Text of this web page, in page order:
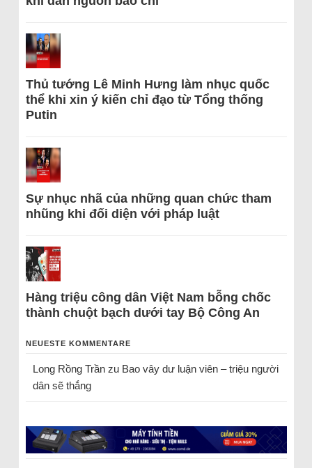
Thủ tướng Lê Minh Hưng làm nhục quốc
thể khi xin ý kiến chỉ đạo từ Tổng thống
Putin
Sự nhục nhã của những quan chức tham
nhũng khi đối diện với pháp luật
Hàng triệu công dân Việt Nam bỗng chốc
thành chuột bạch dưới tay Bộ Công An
NEUESTE KOMMENTARE
Long Rồng Trầnzu Bao vây dư luận viên – triệu người
dân sẽ thắng